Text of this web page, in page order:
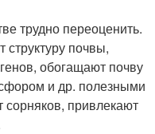
трудно переоценить.
почвы,
обогащают почву
и др. полезными
сорняков, привлекают